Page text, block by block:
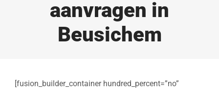
aanvragen in
Beusichem
[fusion_builder_container hundred_percent=”no”